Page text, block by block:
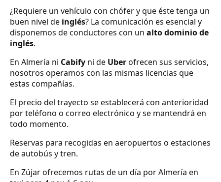
¿Requiere un vehículo con chófer y que éste tenga un
buen nivel de inglés? La comunicación es esencial y
disponemos de conductores con un alto dominio de
inglés.
En Almería ni Cabify ni de Uberofrecen sus servicios,
nosotros operamos con las mismas licencias que
estas compañías.
El precio del trayecto se establecerá con anterioridad
por teléfono o correo electrónico y se mantendrá en
todo momento.
Reservas para recogidas en aeropuertos o estaciones
de autobús y tren.
En Zújar ofrecemos rutas de un día por Almería en